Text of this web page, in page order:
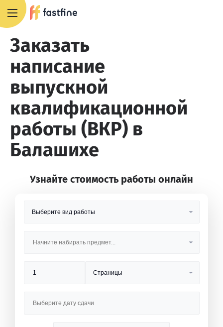
Заказать
написание
выпускной
квалификационной
работы (ВКР) в
Балашихе
Узнайте стоимость работы онлайн